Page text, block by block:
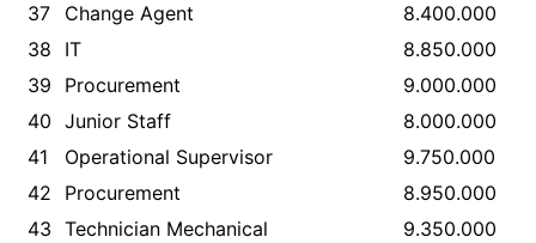
37
Change Agent
8.400.000
38
IT
8.850.000
39
Procurement
9.000.000
40 Junior Staff
8.000.000
41
Operational Supervisor
9.750.000
42
Procurement
8.950.000
43 Technician Mechanical
9.350.000